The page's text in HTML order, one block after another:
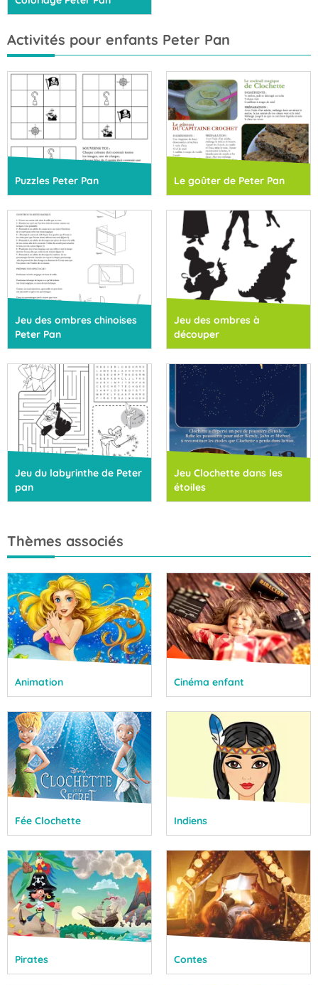
Activités pour enfants Peter Pan
Puzzles Peter Pan Le goûter de Peter Pan
Jeu des ombres chinoises
Peter Pan
Jeu des ombres à
découper
Jeu du labyrinthe de Peter
pan
Jeu Clochette dans les
étoiles
Thèmes associés
Animation Cinéma enfant
Fée Clochette Indiens
Pirates Contes